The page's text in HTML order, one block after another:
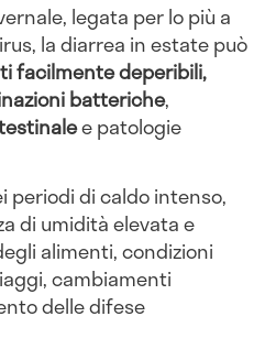
legata per lo più a
la diarrea in estate può
facilmente deperibili,
batteriche,
e patologie
periodi di caldo intenso,
di umidità elevata e
alimenti, condizioni
cambiamenti
delle difese